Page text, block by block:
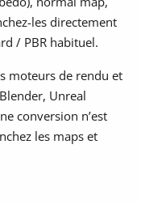
les directement
/ PBR habituel.
moteurs de rendu et
Unreal
conversion n’est
les maps et